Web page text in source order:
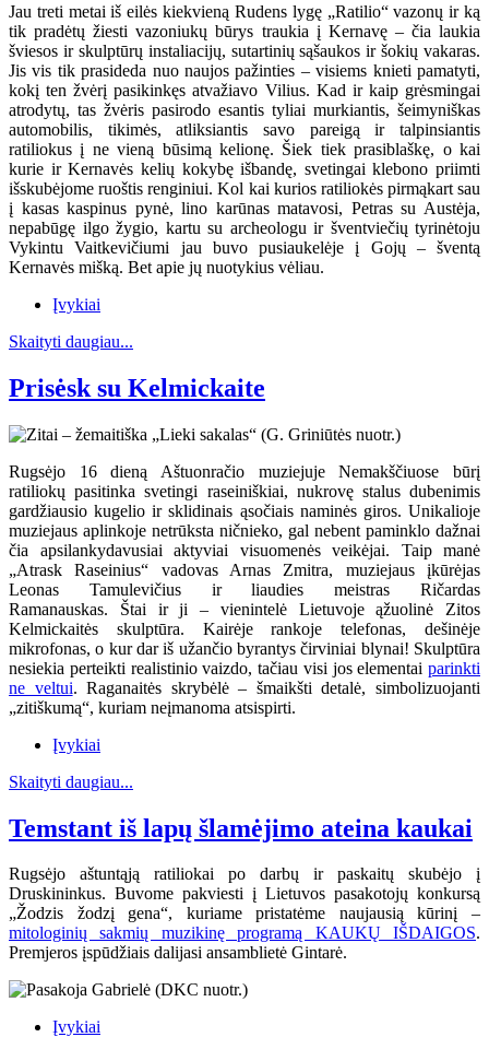
Jau treti metai iš eilės kiekvieną Rudens lygę „Ratilio“ vazonų ir ką
tik pradėtų žiesti vazoniukų būrys traukia į Kernavę – čia laukia
šviesos ir skulptūrų instaliacijų, sutartinių sąšaukos ir šokių vakaras.
Jis vis tik prasideda nuo naujos pažinties – visiems knieti pamatyti,
kokį ten žvėrį pasikinkęs atvažiavo Vilius. Kad ir kaip grėsmingai
atrodytų, tas žvėris pasirodo esantis tyliai murkiantis, šeimyniškas
automobilis, tikimės, atliksiantis savo pareigą ir talpinsiantis
ratiliokus į ne vieną būsimą kelionę. Šiek tiek prasiblaškę, o kai
kurie ir Kernavės kelių kokybę išbandę, svetingai klebono priimti
išskubėjome ruoštis renginiui. Kol kai kurios ratiliokės pirmąkart sau
į kasas kaspinus pynė, lino karūnas matavosi, Petras su Austėja,
nepabūgę ilgo žygio, kartu su archeologu ir šventviečių tyrinėtoju
Vykintu Vaitkevičiumi jau buvo pusiaukelėje į Gojų – šventą
Kernavės mišką. Bet apie jų nuotykius vėliau.
Įvykiai
Skaityti daugiau...
Prisėsk su Kelmickaite
Rugsėjo 16 dieną Aštuonračio muziejuje Nemakščiuose būrį
ratiliokų pasitinka svetingi raseiniškiai, nukrovę stalus dubenimis
gardžiausio kugelio ir sklidinais ąsočiais naminės giros. Unikalioje
muziejaus aplinkoje netrūksta ničnieko, gal nebent paminklo dažnai
čia apsilankydavusiai aktyviai visuomenės veikėjai. Taip manė
„Atrask Raseinius“ vadovas Arnas Zmitra, muziejaus įkūrėjas
Leonas Tamulevičius ir liaudies meistras Ričardas
Ramanauskas. Štai ir ji – vienintelė Lietuvoje ąžuolinė Zitos
Kelmickaitės skulptūra. Kairėje rankoje telefonas, dešinėje
mikrofonas, o kur dar iš užančio byrantys čirviniai blynai! Skulptūra
nesiekia perteikti realistinio vaizdo, tačiau visi jos elementai parinkti
ne veltui. Raganaitės skrybėlė – šmaikšti detalė, simbolizuojanti
„zitiškumą“, kuriam neįmanoma atsispirti.
Įvykiai
Skaityti daugiau...
Temstant iš lapų šlamėjimo ateina kaukai
Rugsėjo aštuntąją ratiliokai po darbų ir paskaitų skubėjo į
Druskininkus. Buvome pakviesti į Lietuvos pasakotojų konkursą
„Žodzis žodzį gena“, kuriame pristatėme naujausią kūrinį –
mitologinių sakmių muzikinę programą KAUKŲ IŠDAIGOS.
Premjeros įspūdžiais dalijasi ansamblietė Gintarė.
Įvykiai